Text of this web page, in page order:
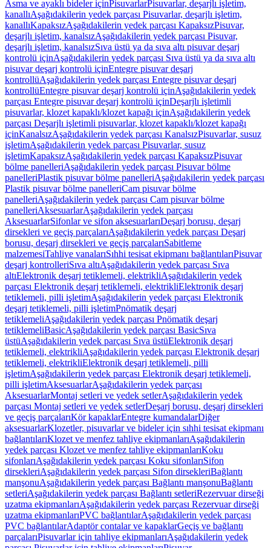
Asma ve ayaklı bideler içinPisuvarlarPisuvarlar, deşarjlı işletim,
kanallıAşağıdakilerin yedek parçası Pisuvarlar, deşarjlı işletim,
kanallıKapaksızAşağıdakilerin yedek parçası KapaksızPisuvar,
deşarjlı işletim, kanalsızAşağıdakilerin yedek parçası Pisuvar,
deşarjlı işletim, kanalsızSıva üstü ya da sıva altı pisuvar deşarj
kontrolü içinAşağıdakilerin yedek parçası Sıva üstü ya da sıva altı
pisuvar deşarj kontrolü içinEntegre pisuvar deşarj
kontrollüAşağıdakilerin yedek parçası Entegre pisuvar deşarj
kontrollüEntegre pisuvar deşarj kontrolü içinAşağıdakilerin yedek
parçası Entegre pisuvar deşarj kontrolü içinDeşarjlı işletimli
pisuvarlar, klozet kapaklı/klozet kapağı içinAşağıdakilerin yedek
parçası Deşarjlı işletimli pisuvarlar, klozet kapaklı/klozet kapağı
içinKanalsızAşağıdakilerin yedek parçası KanalsızPisuvarlar, susuz
işletimAşağıdakilerin yedek parçası Pisuvarlar, susuz
işletimKapaksızAşağıdakilerin yedek parçası KapaksızPisuvar
bölme panelleriAşağıdakilerin yedek parçası Pisuvar bölme
panelleriPlastik pisuvar bölme panelleriAşağıdakilerin yedek parçası
Plastik pisuvar bölme panelleriCam pisuvar bölme
panelleriAşağıdakilerin yedek parçası Cam pisuvar bölme
panelleriAksesuarlarAşağıdakilerin yedek parçası
AksesuarlarSifonlar ve sifon aksesuarlarıDeşarj borusu, deşarj
dirsekleri ve geçiş parçalarıAşağıdakilerin yedek parçası Deşarj
borusu, deşarj dirsekleri ve geçiş parçalarıSabitleme
malzemesiTahliye vanalarıSıhhi tesisat ekipmanı bağlantılarıPisuvar
deşarj kontrolleriSıva altıAşağıdakilerin yedek parçası Sıva
altıElektronik deşarj tetiklemeli, elektrikliAşağıdakilerin yedek
parçası Elektronik deşarj tetiklemeli, elektrikliElektronik deşarj
tetiklemeli, pilli işletimAşağıdakilerin yedek parçası Elektronik
deşarj tetiklemeli, pilli işletimPnömatik deşarj
tetiklemeliAşağıdakilerin yedek parçası Pnömatik deşarj
tetiklemeliBasicAşağıdakilerin yedek parçası BasicSıva
üstüAşağıdakilerin yedek parçası Sıva üstüElektronik deşarj
tetiklemeli, elektrikliAşağıdakilerin yedek parçası Elektronik deşarj
tetiklemeli, elektrikliElektronik deşarj tetiklemeli, pilli
işletimAşağıdakilerin yedek parçası Elektronik deşarj tetiklemeli,
pilli işletimAksesuarlarAşağıdakilerin yedek parçası
AksesuarlarMontaj setleri ve yedek setlerAşağıdakilerin yedek
parçası Montaj setleri ve yedek setlerDeşarj borusu, deşarj dirsekleri
ve geçiş parçalarıKör kapaklarEntegre kumandalarDiğer
aksesuarlarKlozetler, pisuvarlar ve bideler için sıhhi tesisat ekipmanı
bağlantılarıKlozet ve menfez tahliye ekipmanlarıAşağıdakilerin
yedek parçası Klozet ve menfez tahliye ekipmanlarıKoku
sifonlarıAşağıdakilerin yedek parçası Koku sifonlarıSifon
dirsekleriAşağıdakilerin yedek parçası Sifon dirsekleriBağlantı
manşonuAşağıdakilerin yedek parçası Bağlantı manşonuBağlantı
setleriAşağıdakilerin yedek parçası Bağlantı setleriRezervuar dirseği
uzatma ekipmanlarıAşağıdakilerin yedek parçası Rezervuar dirseği
uzatma ekipmanlarıPVC bağlantılarAşağıdakilerin yedek parçası
PVC bağlantılarAdaptör contalar ve kapaklarGeçiş ve bağlantı
parçalarıPisuvarlar için tahliye ekipmanlarıAşağıdakilerin yedek